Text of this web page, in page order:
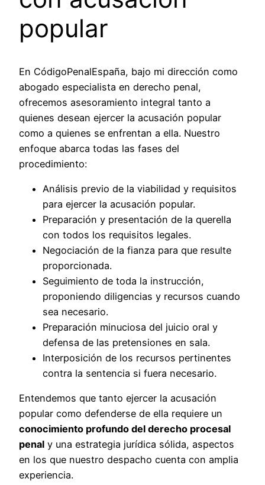
popular
En CódigoPenalEspaña, bajo mi dirección como
abogado especialista en derecho penal,
ofrecemos asesoramiento integral tanto a
quienes desean ejercer la acusación popular
como a quienes se enfrentan a ella. Nuestro
enfoque abarca todas las fases del
procedimiento:
Análisis previo de la viabilidad y requisitos
para ejercer la acusación popular.
Preparación y presentación de la querella
con todos los requisitos legales.
Negociación de la fianza para que resulte
proporcionada.
Seguimiento de toda la instrucción,
proponiendo diligencias y recursos cuando
sea necesario.
Preparación minuciosa del juicio oral y
defensa de las pretensiones en sala.
Interposición de los recursos pertinentes
contra la sentencia si fuera necesario.
Entendemos que tanto ejercer la acusación
popular como defenderse de ella requiere un
conocimiento profundo del derecho procesal
penal y una estrategia jurídica sólida, aspectos
en los que nuestro despacho cuenta con amplia
experiencia.